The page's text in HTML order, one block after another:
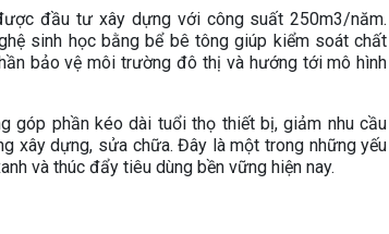
đầu tư xây dựng với công suất 250m3/năm.
sinh học bằng bể bê tông giúp kiểm soát chất
bảo vệ môi trường đô thị và hướng tới mô hình
góp phần kéo dài tuổi thọ thiết bị, giảm nhu cầu
xây dựng, sửa chữa. Đây là một trong những yếu
và thúc đẩy tiêu dùng bền vững hiện nay.